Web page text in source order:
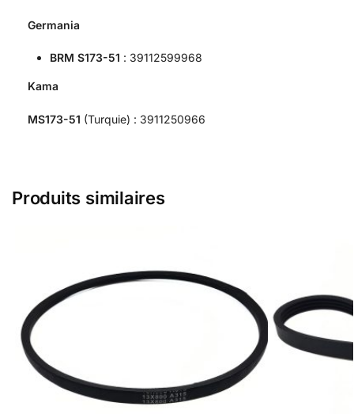
Germania
BRM S173-51 : 39112599968
Kama
MS173-51 (Turquie) : 3911250966
Produits similaires